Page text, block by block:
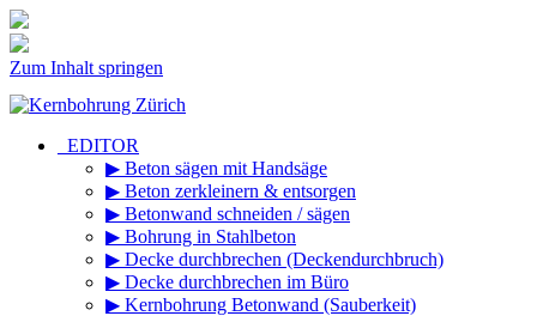
Zum Inhalt springen
_EDITOR
▶ Beton sägen mit Handsäge
▶ Beton zerkleinern & entsorgen
▶ Betonwand schneiden / sägen
▶ Bohrung in Stahlbeton
▶ Decke durchbrechen (Deckendurchbruch)
▶ Decke durchbrechen im Büro
▶ Kernbohrung Betonwand (Sauberkeit)